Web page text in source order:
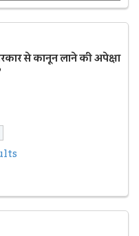
से कानून लाने की अपेक्षा